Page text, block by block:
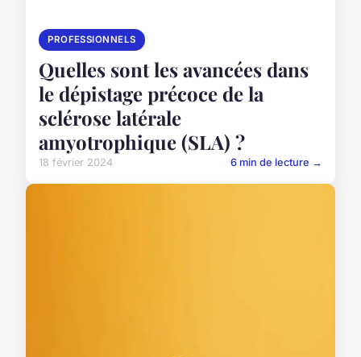
PROFESSIONNELS
Quelles sont les avancées dans
le dépistage précoce de la
sclérose latérale
amyotrophique (SLA) ?
18 février 2024 6 min de lecture →